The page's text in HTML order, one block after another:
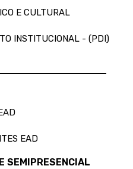
E CULTURAL
INSTITUCIONAL - (PDI)
EAD
SEMIPRESENCIAL